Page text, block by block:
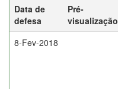
Data de
defesa
Pré-
visualização
8-Fev-2018